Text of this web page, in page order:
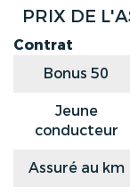
PRIX DE
Contrat
Bonus 50
Jeune
conducteur
Assuré au km